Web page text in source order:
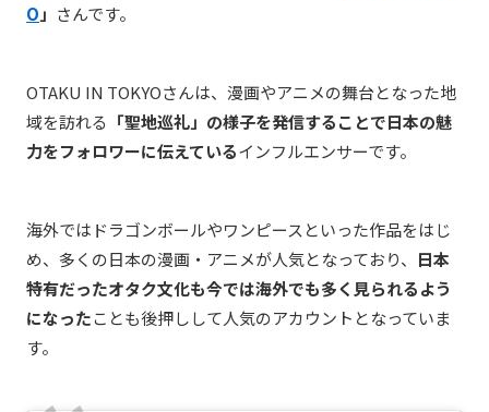
O 」 さんです。
OTAKU IN TOKYOさんは、漫画やアニメの舞台となった地
域を訪れる 「聖地巡礼」の様子を発信することで日本の魅
力をフォロワーに伝えているインフルエンサーです。
海外ではドラゴンボールやワンピースといった作品をはじ
め、多くの日本の漫画・アニメが人気となっており、 日本
特有だったオタク文化も今では海外でも多く見られるよう
になったことも後押しして人気のアカウントとなっていま
す。